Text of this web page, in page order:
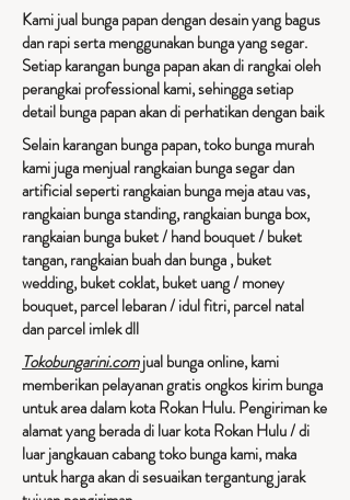
Kami jual bunga papan dengan desain yang bagus
dan rapi serta menggunakan bunga yang segar.
Setiap karangan bunga papan akan di rangkai oleh
perangkai professional kami, sehingga setiap
detail bunga papan akan di perhatikan dengan baik
Selain karangan bunga papan, toko bunga murah
kami juga menjual rangkaian bunga segar dan
artificial seperti rangkaian bunga meja atau vas,
rangkaian bunga standing, rangkaian bunga box,
rangkaian bunga buket / hand bouquet / buket
tangan, rangkaian buah dan bunga , buket
wedding, buket coklat, buket uang / money
bouquet, parcel lebaran / idul fitri, parcel natal
dan parcel imlek dll
Tokobungarini.comjual bunga online, kami
memberikan pelayanan gratis ongkos kirim bunga
untuk area dalam kota Rokan Hulu. Pengiriman ke
alamat yang berada di luar kota Rokan Hulu / di
luar jangkauan cabang toko bunga kami, maka
untuk harga akan di sesuaikan tergantung jarak